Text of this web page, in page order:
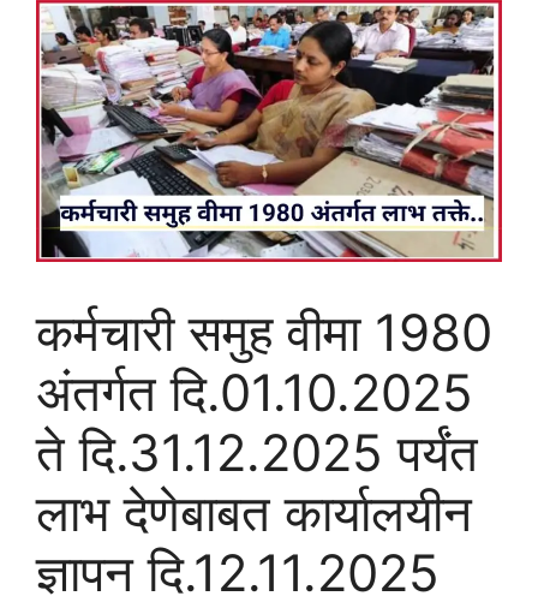
कर्मचारी समुह वीमा 1980
अंतर्गत दि.01.10.2025
ते दि.31.12.2025 पर्यंत
लाभ देणेबाबत कार्यालयीन
ज्ञापन दि.12.11.2025